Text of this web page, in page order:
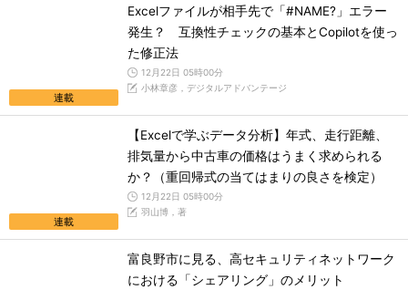
連載
Excelファイルが相手先で「#NAME?」エラー
発生？ 互換性チェックの基本とCopilotを使っ
た修正法
12月22日 05時00分
小林章彦，デジタルアドバンテージ
連載
【Excelで学ぶデータ分析】年式、走行距離、
排気量から中古車の価格はうまく求められる
か？（重回帰式の当てはまりの良さを検定）
12月22日 05時00分
羽山博，著
富良野市に見る、高セキュリティネットワーク
における「シェアリング」のメリット